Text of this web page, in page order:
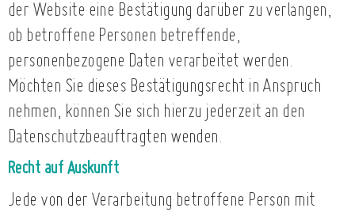
der Website eine Bestätigung darüber zu verlangen,
ob betroffene Personen betreffende,
personenbezogene Daten verarbeitet werden.
Möchten Sie dieses Bestätigungsrecht in Anspruch
nehmen, können Sie sich hierzu jederzeit an den
Datenschutzbeauftragten wenden.
Recht auf Auskunft
Jede von der Verarbeitung betroffene Person mit